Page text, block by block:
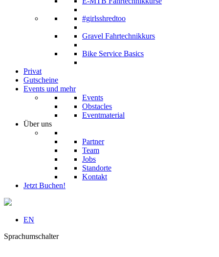
#girlsshredtoo
Gravel Fahrtechnikkurs
Bike Service Basics
Privat
Gutscheine
Events und mehr
Events
Obstacles
Eventmaterial
Über uns
Partner
Team
Jobs
Standorte
Kontakt
Jetzt Buchen!
EN
Sprachumschalter